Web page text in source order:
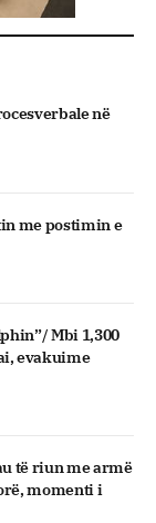
në
me postimin e
Mbi 1,300
evakuime
të riun me armë
momenti i